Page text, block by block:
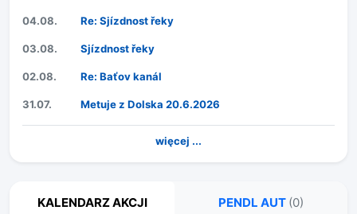
04.08. Re: Sjízdnost řeky
03.08. Sjízdnost řeky
02.08. Re: Baťov kanál
31.07. Metuje z Dolska 20.6.2026
więcej ...
KALENDARZ AKCJI PENDL AUT (0)